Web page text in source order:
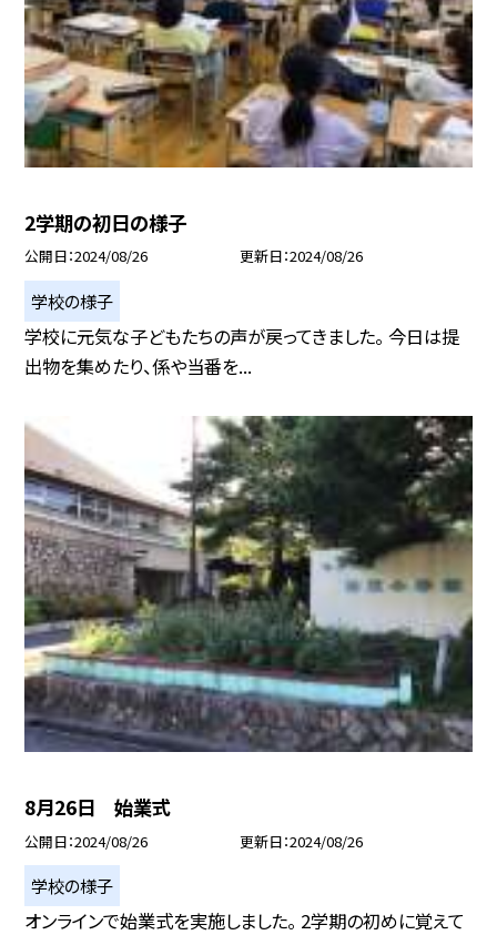
2学期の初日の様子
公開日 2024/08/26 更新日 2024/08/26
学校の様子
学校に元気な子どもたちの声が戻ってきました。 今日は提
出物を集めたり、係や当番を...
8月26日 始業式
公開日 2024/08/26 更新日 2024/08/26
学校の様子
オンラインで始業式を実施しました。 2学期の初めに覚えて